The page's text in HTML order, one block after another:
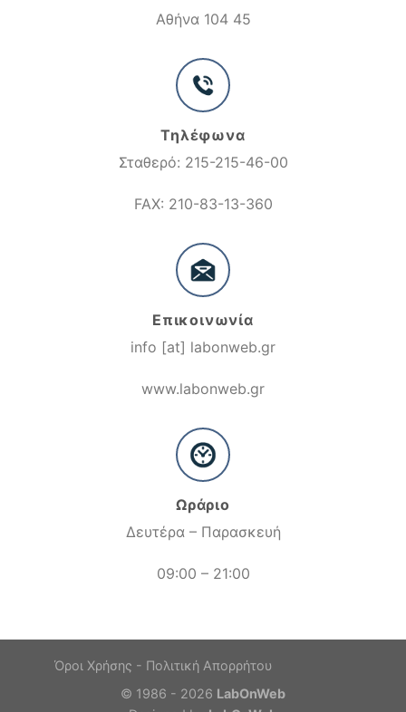
Αθήνα 104 45
Τηλέφωνα
Σταθερό: 215-215-46-00
FAX: 210-83-13-360
Επικοινωνία
info [at] labonweb.gr
www.labonweb.gr
Ωράριο
Δευτέρα – Παρασκευή
09:00 – 21:00
Όροι Χρήσης - Πολιτική Απορρήτου
© 1986 - 2026 LabOnWeb